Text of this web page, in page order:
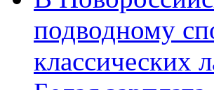
подводному
классических